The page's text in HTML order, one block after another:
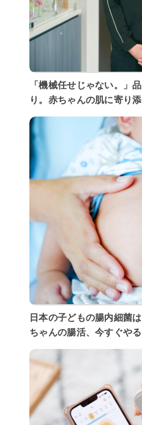
「機械任せじゃない。」
り。赤ちゃんの肌に寄り
日本の子どもの腸内細菌
ちゃんの腸活、今すぐや